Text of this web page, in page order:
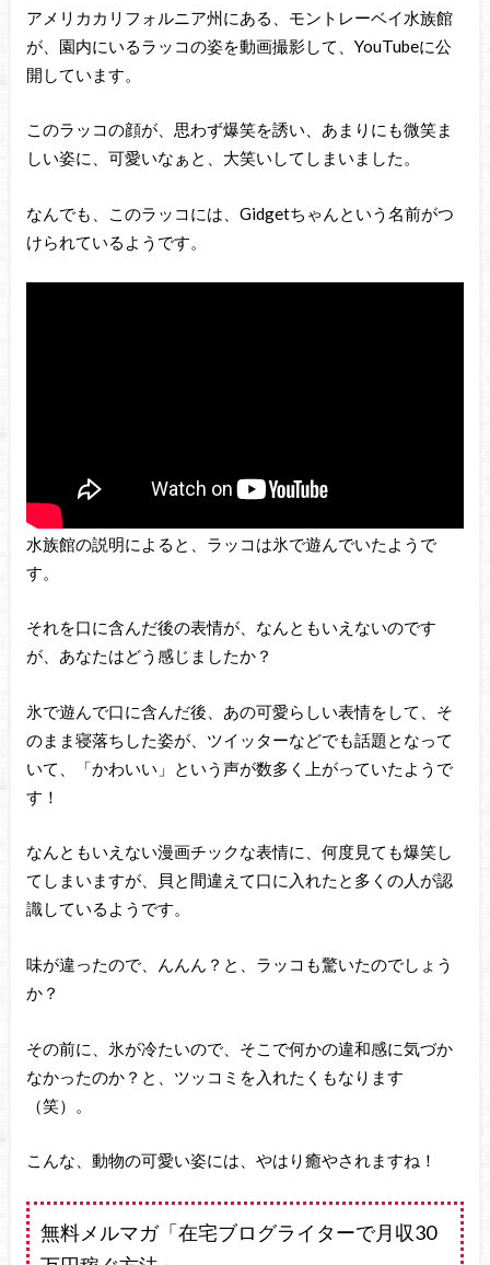
アメリカカリフォルニア州にある、モントレーベイ水族館
が、園内にいるラッコの姿を動画撮影して、YouTubeに公
開しています。
このラッコの顔が、思わず爆笑を誘い、あまりにも微笑ま
しい姿に、可愛いなぁと、大笑いしてしまいました。
なんでも、このラッコには、Gidgetちゃんという名前がつ
けられているようです。
水族館の説明によると、ラッコは氷で遊んでいたようで
す。
それを口に含んだ後の表情が、なんともいえないのです
が、あなたはどう感じましたか？
氷で遊んで口に含んだ後、あの可愛らしい表情をして、そ
のまま寝落ちした姿が、ツイッターなどでも話題となって
いて、「かわいい」という声が数多く上がっていたようで
す！
なんともいえない漫画チックな表情に、何度見ても爆笑し
てしまいますが、貝と間違えて口に入れたと多くの人が認
識しているようです。
味が違ったので、んんん？と、ラッコも驚いたのでしょう
か？
その前に、氷が冷たいので、そこで何かの違和感に気づか
なかったのか？と、ツッコミを入れたくもなります
（笑）。
こんな、動物の可愛い姿には、やはり癒やされますね！
無料メルマガ「在宅ブログライターで月収30